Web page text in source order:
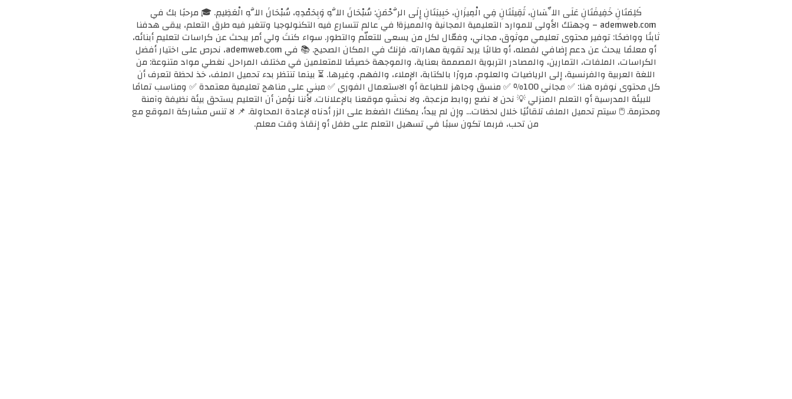
كَلِمَتَانِ خَفِيفَتَانِ عَلَى اللِّسَانِ، ثَقِيلَتَانِ فِي الْمِيزَانِ، حَبِيبَتَانِ إِلَى الرَّحْمَنِ: سُبْحَانَ اللَّهِ وَبِحَمْدِهِ، سُبْحَانَ اللَّهِ الْعَظِيمِ. 🎓 مرحبًا بك في
ademweb.com – وجهتك الأولى للموارد التعليمية المجانية والمميزة! في عالم تتسارع فيه التكنولوجيا وتتغير فيه طرق التعلم، يبقى هدفنا
ثابتًا وواضحًا: توفير محتوى تعليمي موثوق، مجاني، وفعّال لكل من يسعى للتعلّم والتطور. سواء كنتَ ولي أمر يبحث عن كراسات لتعليم أبنائه،
أو معلمًا يبحث عن دعم إضافي لفصله، أو طالبًا يريد تقوية مهاراته، فإنك في المكان الصحيح. 📚 في ademweb.com، نحرص على اختيار أفضل
الكراسات، الملفات، التمارين، والمصادر التربوية المصممة بعناية، والموجهة خصيصًا للمتعلمين في مختلف المراحل. نغطي مواد متنوعة: من
اللغة العربية والفرنسية، إلى الرياضيات والعلوم، مرورًا بالكتابة، الإملاء، والفهم، وغيرها. ⏳ بينما تنتظر بدء تحميل الملف، خذ لحظة لتعرف أن
كل محتوى نوفره هنا: ✅ مجاني 100٪ ✅ منسق وجاهز للطباعة أو الاستعمال الفوري ✅ مبني على مناهج تعليمية معتمدة ✅ ومناسب تمامًا
للبيئة المدرسية أو التعلم المنزلي 💡 نحن لا نضع روابط مزعجة، ولا نحشو موقعنا بالإعلانات. لأننا نؤمن أن التعليم يستحق بيئة نظيفة وآمنة
ومحترمة. 🖱️ سيتم تحميل الملف تلقائيًا خلال لحظات... وإن لم يبدأ، يمكنك الضغط على الزر أدناه لإعادة المحاولة. 📌 لا تنس مشاركة الموقع مع